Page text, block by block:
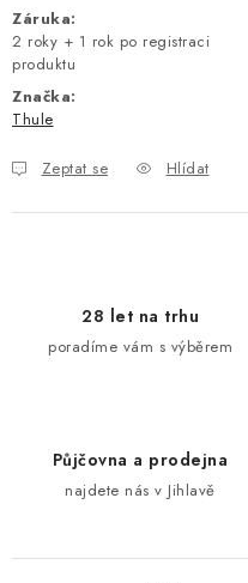
Záruka:
2 roky + 1 rok po registraci
produktu
Značka:
Thule
Zeptat se Hlídat
28 let na trhu
poradíme vám s výběrem
Půjčovna a prodejna
najdete nás v Jihlavě